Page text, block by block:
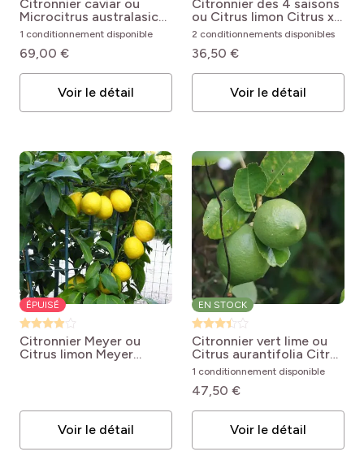
L'intérieur (19)
Citronnier caviar ou
Microcitrus australasica
Microcitrus australasica
1 conditionnement disponible
69,00 €
Voir le détail
Citronnier des 4 saisons
ou Citrus limon Citrus x
limon 4 Saisons, Eureka
2 conditionnements disponibles
36,50 €
Voir le détail
ÉPUISÉ
Citronnier Meyer ou
Citrus limon Meyer
Voir le détail
EN STOCK
Citronnier vert lime ou
Citrus aurantifolia Citrus
x aurantiifolia
1 conditionnement disponible
47,50 €
Voir le détail